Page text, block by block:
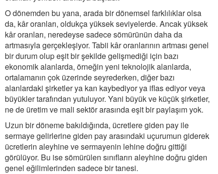
O dönemden bu yana, arada bir dönemsel farklılıklar olsa
da, kâr oranları, oldukça yüksek seviyelerde. Ancak yüksek
kâr oranları, neredeyse sadece sömürünün daha da
artmasıyla gerçekleşiyor. Tabii kâr oranlarının artması genel
bir durum olup eşit bir şekilde gelişmediği için bazı
ekonomik alanlarda, örneğin yeni teknolojik alanlarda,
ortalamanın çok üzerinde seyrederken, diğer bazı
alanlardaki şirketler ya kan kaybediyor ya iflas ediyor veya
büyükler tarafından yutuluyor. Yani büyük ve küçük şirketler,
ne de üretim ve mali sektör arasında eşit bir paylaşım yok.
Uzun bir döneme bakıldığında, ücretlere giden pay ile
sermaye gelirlerine giden pay arasındaki uçurumun giderek
ücretlerin aleyhine ve sermayenin lehine doğru gittiği
görülüyor. Bu ise sömürülen sınıfların aleyhine doğru giden
genel eğilimlerinden sadece bir tanesi.